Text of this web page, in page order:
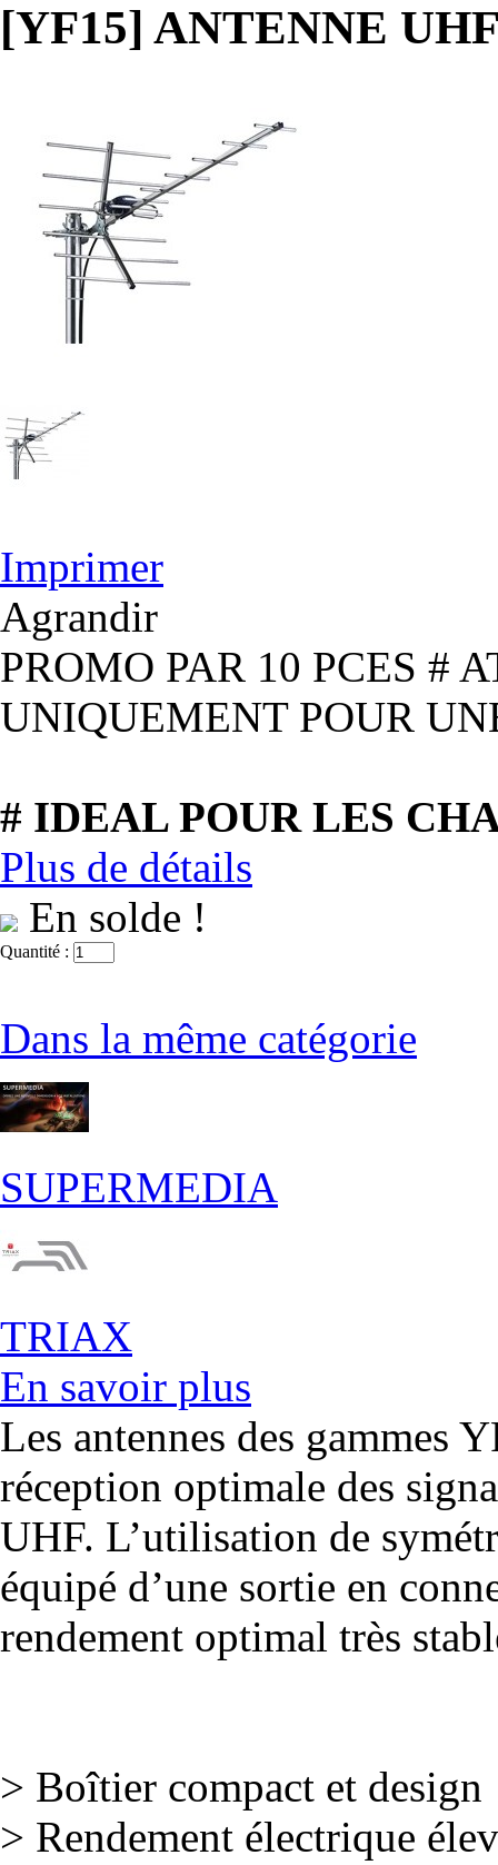
[YF15] ANTENNE
Imprimer
Agrandir
PROMO PAR 10 PCES #
UNIQUEMENT POUR
# IDEAL POUR LES
Plus de détails
En solde !
Quantité :
Dans la même catégorie
SUPERMEDIA
TRIAX
En savoir plus
Les antennes des gammes
réception optimale des
UHF. L’utilisation de
équipé d’une sortie en
rendement optimal très
> Boîtier compact et design
> Rendement électrique